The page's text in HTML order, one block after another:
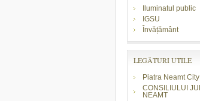
Iluminatul public
IGSU
Învățământ
LEGĂTURI UTILE
Piatra Neamt
CONSILIULUI
NEAMT